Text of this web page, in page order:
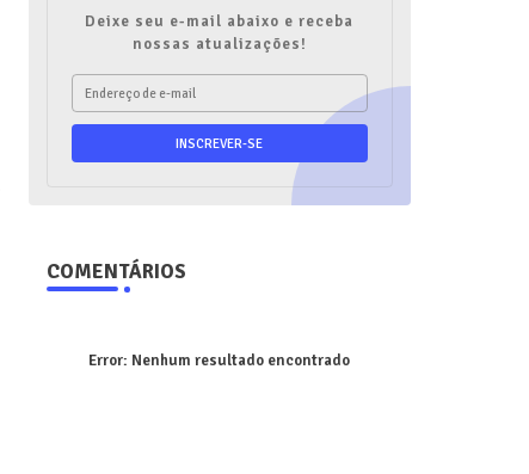
Deixe seu e-mail abaixo e receba
nossas atualizações!
COMENTÁRIOS
Error: Nenhum resultado encontrado